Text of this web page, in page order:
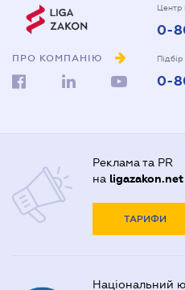
ПРО КОМПАНІЮ
Центр
0-
0-
Реклама та PR
на ligazakon.net
ТАРИФИ
Національний